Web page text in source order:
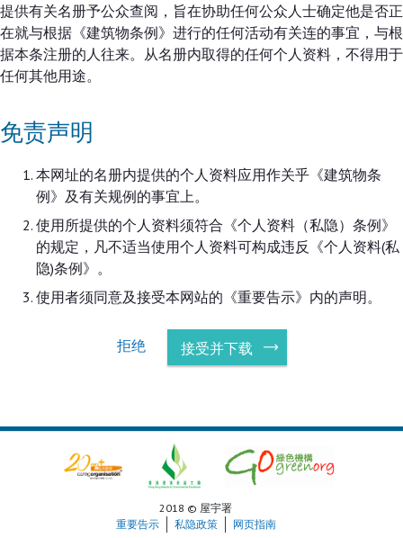
提供有关名册予公众查阅，旨在协助任何公众人士确定他是否正
在就与根据《建筑物条例》进行的任何活动有关连的事宜，与根
据本条注册的人往来。从名册内取得的任何个人资料，不得用于
任何其他用途。
免责声明
本网址的名册内提供的个人资料应用作关乎《建筑物条
例》及有关规例的事宜上。
使用所提供的个人资料须符合《个人资料（私隐）条例》
的规定，凡不适当使用个人资料可构成违反《个人资料(私
隐)条例》。
使用者须同意及接受本网站的《重要告示》内的声明。
拒绝 接受并下载
2018 © 屋宇署
重要告示
私隐政策 网页指南